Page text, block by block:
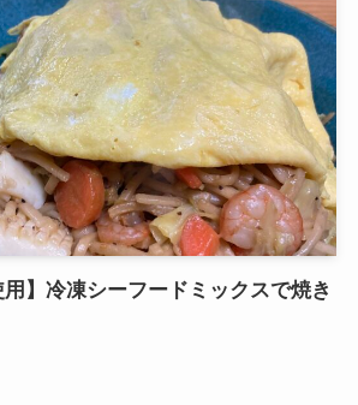
用】冷凍シーフードミックスで焼き